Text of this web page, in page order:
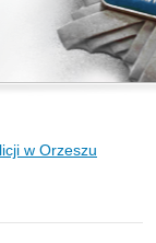
w Orzeszu